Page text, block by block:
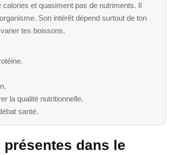
et quasiment pas de nutriments. Il
Son intérêt dépend surtout de ton
tes boissons.
la qualité nutritionnelle.
santé.
dans le